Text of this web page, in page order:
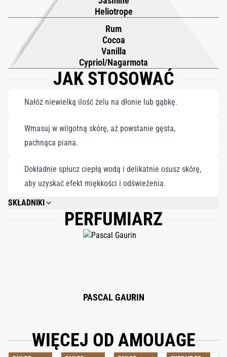
Heliotrope
Rum
Cocoa
Vanilla
Cypriol/Nagarmota
JAK STOSOWAĆ
Nałóż niewielką ilość żelu na dłonie lub gąbkę.
Wmasuj w wilgotną skórę, aż powstanie gęsta,
pachnąca piana.
Dokładnie spłucz ciepłą wodą i delikatnie osusz skórę,
aby uzyskać efekt miękkości i odświeżenia.
SKŁADNIKI
AQUA, AMMONIUM LAURYL SULFATE, COCO-GLUCOSIDE,
CAPRYLYL/CAPRYL GLUCOSIDE, PARFUM, COCAMIDOPROPYL BETAINE,
SODIUM COCOYL GLUTAMATE, CITRIC ACID, SODIUM BENZOATE,
LINALOOL, PINENE, LIMONENE, GERANIOL, LINALYL ACETATE.
PERFUMIARZ
PASCAL GAURIN
WIĘCEJ OD AMOUAGE